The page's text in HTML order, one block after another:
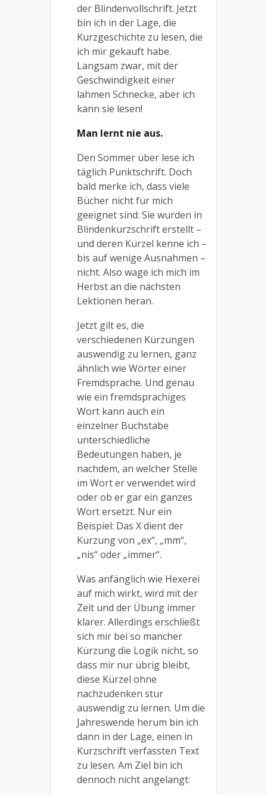
der Blindenvollschrift. Jetzt
bin ich in der Lage, die
Kurzgeschichte zu lesen, die
ich mir gekauft habe.
Langsam zwar, mit der
Geschwindigkeit einer
lahmen Schnecke, aber ich
kann sie lesen!
Man lernt nie aus.
Den Sommer über lese ich
täglich Punktschrift. Doch
bald merke ich, dass viele
Bücher nicht für mich
geeignet sind: Sie wurden in
Blindenkurzschrift erstellt –
und deren Kürzel kenne ich –
bis auf wenige Ausnahmen –
nicht. Also wage ich mich im
Herbst an die nächsten
Lektionen heran.
Jetzt gilt es, die
verschiedenen Kürzungen
auswendig zu lernen, ganz
ähnlich wie Wörter einer
Fremdsprache. Und genau
wie ein fremdsprachiges
Wort kann auch ein
einzelner Buchstabe
unterschiedliche
Bedeutungen haben, je
nachdem, an welcher Stelle
im Wort er verwendet wird
oder ob er gar ein ganzes
Wort ersetzt. Nur ein
Beispiel: Das X dient der
Kürzung von „ex“, „mm“,
„nis“ oder „immer“.
Was anfänglich wie Hexerei
auf mich wirkt, wird mit der
Zeit und der Übung immer
klarer. Allerdings erschließt
sich mir bei so mancher
Kürzung die Logik nicht, so
dass mir nur übrig bleibt,
diese Kürzel ohne
nachzudenken stur
auswendig zu lernen. Um die
Jahreswende herum bin ich
dann in der Lage, einen in
Kurzschrift verfassten Text
zu lesen. Am Ziel bin ich
dennoch nicht angelangt: